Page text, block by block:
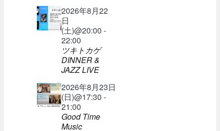
2026年8月22
日
(土)@20:00 -
22:00
ツキトカゲ
DINNER &
JAZZ LIVE
2026年8月23日
(日)@17:30 -
21:00
Good Time
Music